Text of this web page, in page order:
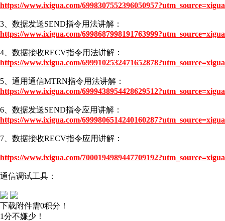
https://www.ixigua.com/
3、数据发送SEND指令用法讲解：
https://www.ixigua.com/
4、数据接收RECV指令用法讲解：
https://www.ixigua.com/
5、通用通信MTRN指令用法讲解：
https://www.ixigua.com/
6、数据发送SEND指令应用讲解：
https://www.ixigua.com/
7、数据接收RECV指令应用讲解：
https://www.ixigua.com/
通信调试工具：
下载附件需0积分！
1分不嫌少！